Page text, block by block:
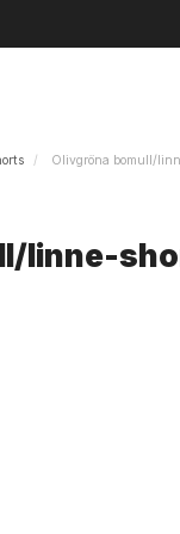
Olivgröna bomull/
linne-